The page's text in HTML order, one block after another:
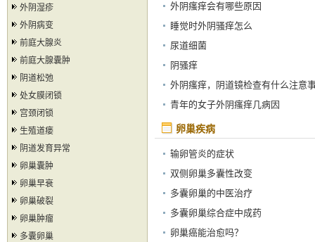
外阴湿疹
外阴病变
前庭大腺炎
前庭大腺囊肿
阴道松弛
处女膜闭锁
宫颈闭锁
生殖道瘘
阴道发育异常
卵巢囊肿
卵巢早衰
卵巢破裂
卵巢肿瘤
多囊卵巢
外阴瘙痒会有哪些原因
睡觉时外阴骚痒怎么
尿道细菌
阴骚痒
外阴瘙痒，阴道镜检查有什么注意
项吗？
青年的女子外阴瘙痒几病因
卵巢疾病
输卵管炎的症状
双侧卵巢多囊性改变
多囊卵巢的中医治疗
多囊卵巢综合症中成药
卵巢癌能治愈吗？